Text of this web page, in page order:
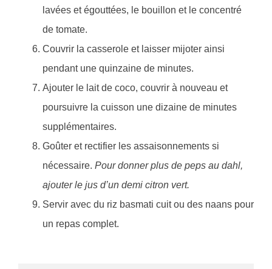
lavées et égouttées, le bouillon et le concentré
de tomate.
Couvrir la casserole et laisser mijoter ainsi
pendant une quinzaine de minutes.
Ajouter le lait de coco, couvrir à nouveau et
poursuivre la cuisson une dizaine de minutes
supplémentaires.
Goûter et rectifier les assaisonnements si
nécessaire. Pour donner plus de peps au dahl,
ajouter le jus d’un demi citron vert.
Servir avec du riz basmati cuit ou des naans pour
un repas complet.